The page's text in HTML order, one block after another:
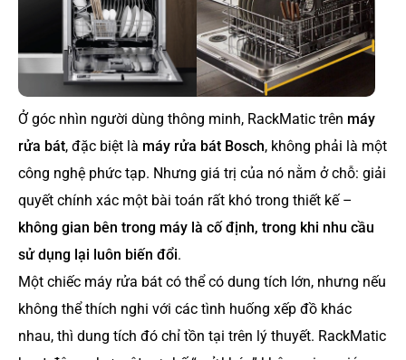
Ở góc nhìn người dùng thông minh, RackMatic trên máy
rửa bát, đặc biệt là máy rửa bát Bosch, không phải là một
công nghệ phức tạp. Nhưng giá trị của nó nằm ở chỗ: giải
quyết chính xác một bài toán rất khó trong thiết kế –
không gian bên trong máy là cố định, trong khi nhu cầu
sử dụng lại luôn biến đổi.
Một chiếc máy rửa bát có thể có dung tích lớn, nhưng nếu
không thể thích nghi với các tình huống xếp đồ khác
nhau, thì dung tích đó chỉ tồn tại trên lý thuyết. RackMatic